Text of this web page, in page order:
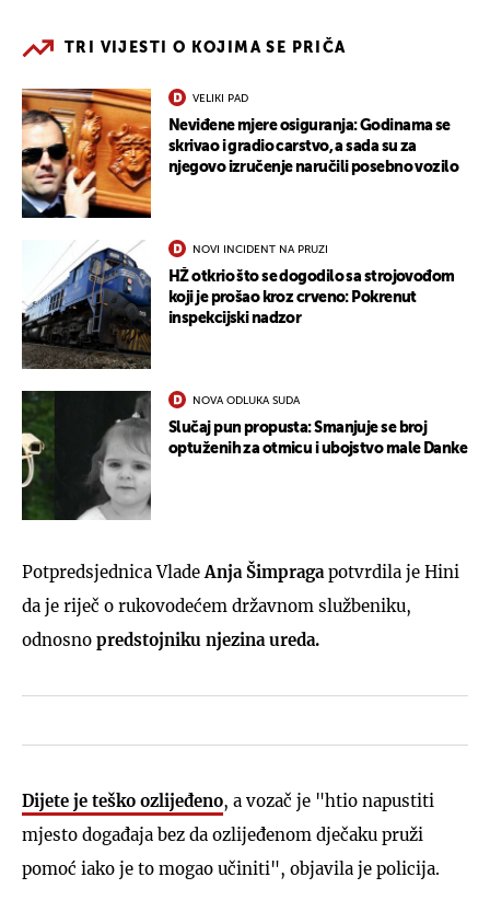
TRI VIJESTI O KOJIMA SE PRIČA
VELIKI PAD
Neviđene mjere osiguranja: Godinama se
skrivao i gradio carstvo, a sada su za
njegovo izručenje naručili posebno vozilo
NOVI INCIDENT NA PRUZI
HŽ otkrio što se dogodilo sa strojovođom
koji je prošao kroz crveno: Pokrenut
inspekcijski nadzor
NOVA ODLUKA SUDA
Slučaj pun propusta: Smanjuje se broj
optuženih za otmicu i ubojstvo male Danke
Potpredsjednica Vlade Anja Šimpraga potvrdila je Hini
da je riječ o rukovodećem državnom službeniku,
odnosno predstojniku njezina ureda.
Dijete je teško ozlijeđeno, a vozač je "htio napustiti
mjesto događaja bez da ozlijeđenom dječaku pruži
pomoć iako je to mogao učiniti", objavila je policija.